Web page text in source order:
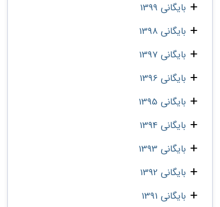
بایگانی 1399
بایگانی 1398
بایگانی 1397
بایگانی 1396
بایگانی 1395
بایگانی 1394
بایگانی 1393
بایگانی 1392
بایگانی 1391